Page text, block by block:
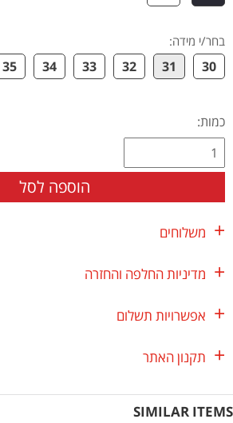
בחר/י מידה:
30
31
32
33
34
35
כמות:
הוספה לסל
משלוחים
מדיניות החלפה והחזרה
אפשרויות תשלום
תקנון האתר
SIMILAR ITEMS